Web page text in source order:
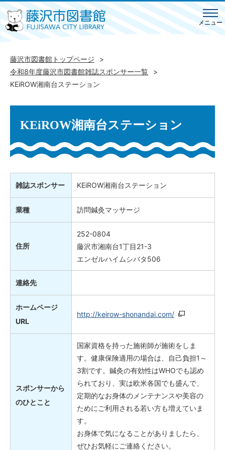
メニュー
藤沢市図書館トップページ
令和8年度藤沢市図書館雑誌スポンサー一覧
KEiROW湘南台ステーション
KEiROW湘南台ステーション
雑誌スポンサー KEiROW湘南台ステーション
業種 訪問鍼灸マッサージ
住所
252-0804
藤沢市湘南台1丁目21-3
エンゼルハイムシバタ506
連絡先
ホームページ
URL
http://keirow-shonandai.com/
スポンサーから
のひとこと
国家資格を持った施術師が施術をしま
す。健康保険適用の場合は、自己負担1～
3割です。鍼灸の有効性はWHOでも認め
られており、実は欧米各国でも盛んで、
定期的なお身体のメンテナンスや美容の
ためにご利用される若い方も増えていま
す。
お身体で気になることがありましたら、
ぜひお気軽にご連絡ください。